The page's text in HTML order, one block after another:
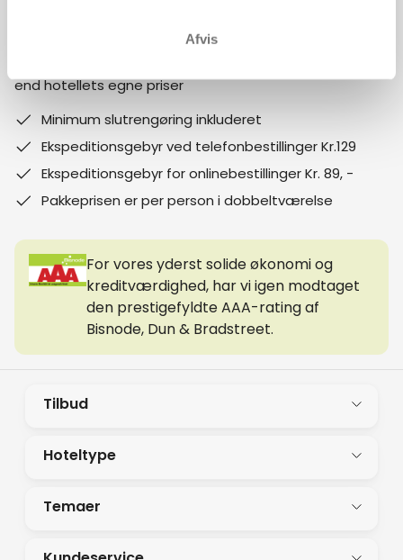
Afvis
end hotellets egne priser
Minimum slutrengøring inkluderet
Ekspeditionsgebyr ved telefonbestillinger Kr.129
Ekspeditionsgebyr for onlinebestillinger Kr. 89, -
Pakkeprisen er per person i dobbeltværelse
For vores yderst solide økonomi og
kreditværdighed, har vi igen modtaget
den prestigefyldte AAA-rating af
Bisnode, Dun & Bradstreet.
Tilbud
Hoteltype
Temaer